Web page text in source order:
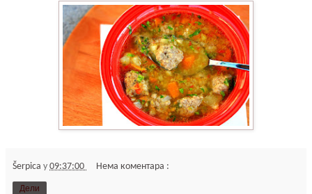
Šerpica у 09:37:00 Нема коментара :
Дели